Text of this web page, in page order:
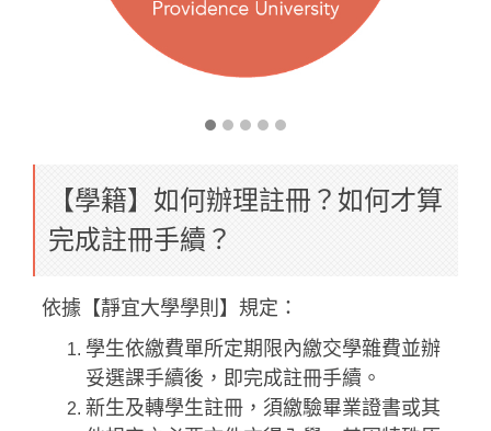
【學籍】如何辦理註冊？如何才算
完成註冊手續？
依據【靜宜大學學則】規定：
學生依繳費單所定期限內繳交學雜費並辦
妥選課手續後，即完成註冊手續。
新生及轉學生註冊，須繳驗畢業證書或其